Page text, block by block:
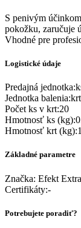
S penivým
pokožku, zaručuje
Vhodné pre
Logistické údaje
Predajná jednotka:
Jednotka balenia:krt
Počet ks v krt:20
Hmotnosť ks (kg):
Hmotnosť krt (kg):
Základné parametre
Značka: Efekt Extra
Certifikáty:-
Potrebujete poradiť?